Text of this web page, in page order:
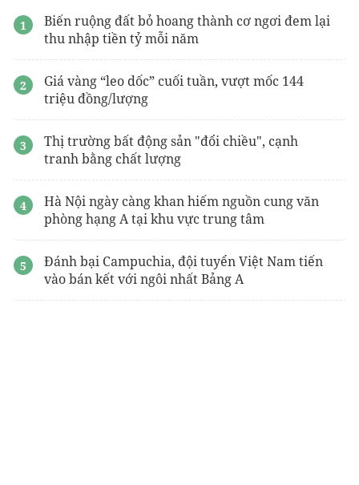
Biến ruộng đất bỏ hoang thành cơ ngơi đem lại
thu nhập tiền tỷ mỗi năm
Giá vàng “leo dốc” cuối tuần, vượt mốc 144
triệu đồng/lượng
Thị trường bất động sản "đổi chiều", cạnh
tranh bằng chất lượng
Hà Nội ngày càng khan hiếm nguồn cung văn
phòng hạng A tại khu vực trung tâm
Đánh bại Campuchia, đội tuyển Việt Nam tiến
vào bán kết với ngôi nhất Bảng A